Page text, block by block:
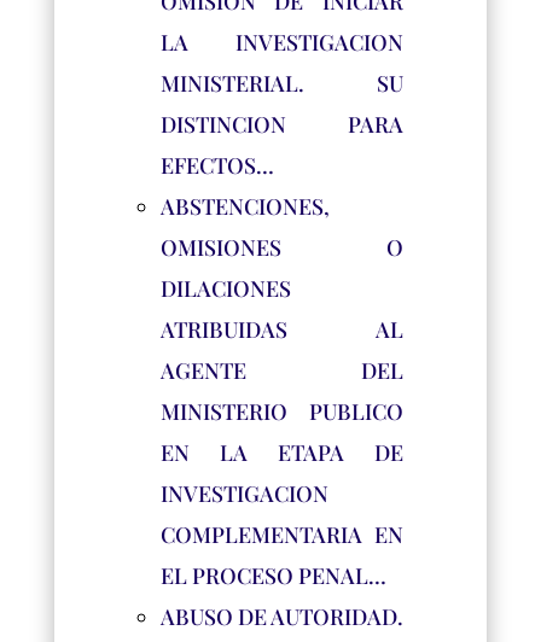
LA INVESTIGACION
MINISTERIAL. SU
DISTINCION PARA
EFECTOS…
ABSTENCIONES,
OMISIONES O
DILACIONES
ATRIBUIDAS AL
AGENTE DEL
MINISTERIO PUBLICO
EN LA ETAPA DE
INVESTIGACION
COMPLEMENTARIA EN
EL PROCESO PENAL…
ABUSO DE AUTORIDAD.